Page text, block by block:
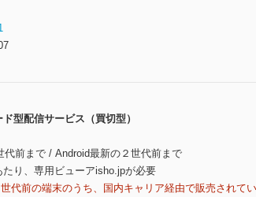
型配信サービス（買切型）
代前まで / Android最新の２世代前まで
り、専用ビューアisho.jpが必要
代前の端末のうち、国内キャリア経由で販売されて